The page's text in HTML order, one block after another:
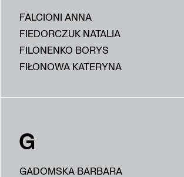
FALCIONI ANNA
FIEDORCZUK NATALIA
FILONENKO BORYS
FIŁONOWA KATERYNA
G
GADOMSKA BARBARA